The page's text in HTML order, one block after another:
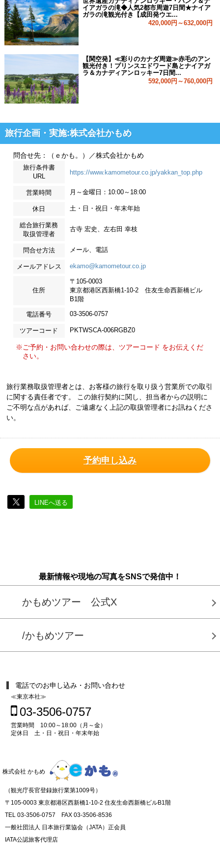
イアガラの滝◆人気2都市周遊7日間★ナイア
ガラの滝観光付き【成田発ウエ...
420,000円～632,000円
【関空発】≪彩りのカナダ周遊≫赤毛のアン
観光付き！プリンスエドワード島とナイアガ
ラ＆カナディアンロッキー7日間...
592,000円～760,000円
旅行企画・実施:株式会社かもめ
問合せ先：（ｅかも。）／株式会社かもめ
旅行条件書
URL
https://www.kamometour.co.jp/yakkan_top.php
営業時間 月～金曜日：10:00～18:00
休日 土・日・祝日・年末年始
総合旅行業務
取扱管理者
古寺 宏史、左右田 幸枝
問合せ方法 メール、電話
メールアドレス ekamo@kamometour.co.jp
住所
〒105-0003
東京都港区西新橋1-10-2 住友生命西新橋ビル
B1階
電話番号 03-3506-0757
ツアーコード PKTWSCA-006RGBZ0
※ご予約・お問い合わせの際は、ツアーコード をお伝えくだ
さい。
旅行業務取扱管理者とは、お客様の旅行を取り扱う営業所での取引
に関する責任者です。 この旅行契約に関し、担当者からの説明に
ご不明な点があれば、ご遠慮なく上記の取扱管理者にお訊ねくださ
い。
予約申し込み
LINEへ送る
最新情報や現地の写真をSNSで発信中！
かもめツアー 公式X
/かもめツアー
電話でのお申し込み・お問い合わせ
≪東京本社≫
03-3506-0757
営業時間 10:00～18:00（月～金）
定休日 土・日・祝日・年末年始
株式会社 かもめ
（観光庁長官登録旅行業第1009号）
〒105-0003 東京都港区西新橋1-10-2 住友生命西新橋ビルB1階
TEL 03-3506-0757 FAX 03-3506-8536
一般社団法人 日本旅行業協会（JATA）正会員
IATA公認旅客代理店